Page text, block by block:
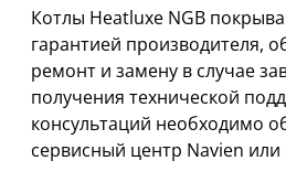
Котлы Heatluxe NGB
гарантией производителя,
ремонт и замену в случае
получения технической
консультаций необходимо
сервисный центр Navien